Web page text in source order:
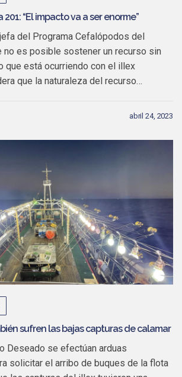
“El impacto va a ser enorme”
del Programa Cefalópodos del
no es posible sostener un recurso sin
que está ocurriendo con el illex
que la naturaleza del recurso…
abril 24, 2023
sufren las bajas capturas de calamar
Deseado se efectúan arduas
solicitar el arribo de buques de la flota